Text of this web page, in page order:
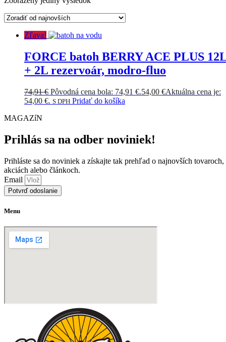
Zľava!
FORCE batoh BERRY ACE PLUS
+ 2L rezervoár, modro-fluo
74,91€ Pôvodná cena bola: 74,91 €.54,00 €Aktuálna cena je:
54,00 €. S DPH Pridať do košíka
MAGAZíN
Prihlás sa na odber noviniek!
Prihláste sa do noviniek a získajte tak prehľad o najnovších tovaroch,
akciách alebo článkoch.
Email
Potvrď odoslanie
Menu